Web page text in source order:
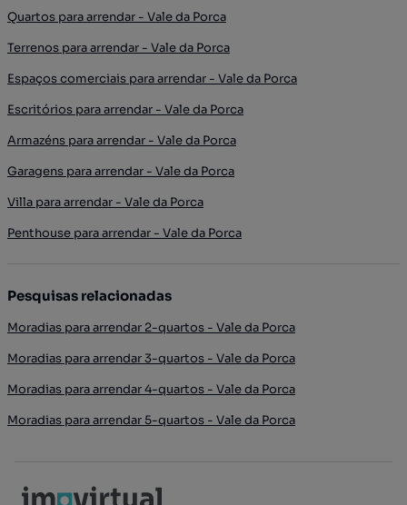
Quartos para arrendar - Vale da Porca
Terrenos para arrendar - Vale da Porca
Espaços comerciais para arrendar - Vale da Porca
Escritórios para arrendar - Vale da Porca
Armazéns para arrendar - Vale da Porca
Garagens para arrendar - Vale da Porca
Villa para arrendar - Vale da Porca
Penthouse para arrendar - Vale da Porca
Pesquisas relacionadas
Moradias para arrendar 2-quartos - Vale da Porca
Moradias para arrendar 3-quartos - Vale da Porca
Moradias para arrendar 4-quartos - Vale da Porca
Moradias para arrendar 5-quartos - Vale da Porca